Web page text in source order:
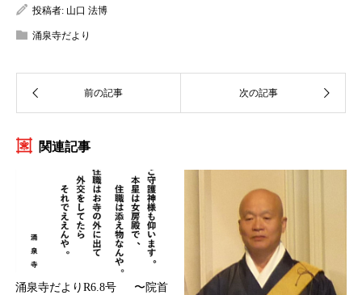
投稿者: 山口 法博
涌泉寺だより
関連記事
涌泉寺だよりR6.8号 〜院首